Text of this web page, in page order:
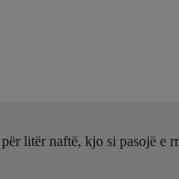
litër naftë, kjo si pasojë e